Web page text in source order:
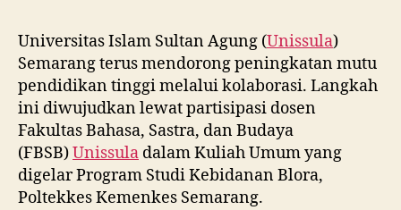
Universitas Islam Sultan Agung (Unissula)
Semarang terus mendorong peningkatan mutu
pendidikan tinggi melalui kolaborasi. Langkah
ini diwujudkan lewat partisipasi dosen
Fakultas Bahasa, Sastra, dan Budaya
(FBSB)Unissula dalam Kuliah Umum yang
digelar Program Studi Kebidanan Blora,
Poltekkes Kemenkes Semarang.